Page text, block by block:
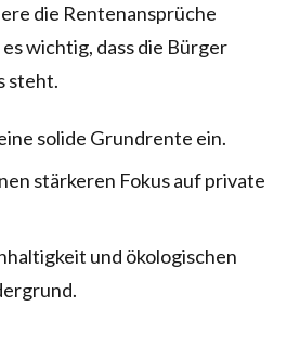
die Rentenansprüche
wichtig, dass die Bürger
steht.
solide Grundrente ein.
stärkeren Fokus auf private
und ökologischen